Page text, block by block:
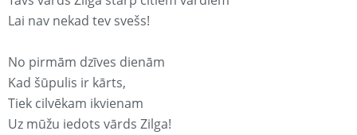
Lai nav nekad tev svešs!
No pirmām dzīves dienām
Kad šūpulis ir kārts,
Tiek cilvēkam ikvienam
Uz mūžu iedots vārds Zilga!